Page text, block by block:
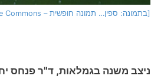
[בתמונה: ספין… תמונה חופשית – CC0 Creative Commons – שעוצבה והועלתה על ידי Bessi לאתר Pixabay]
ניצב משנה בגמלאות, ד"ר פנחס